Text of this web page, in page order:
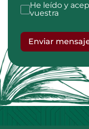
He leído y
vuestra
Enviar